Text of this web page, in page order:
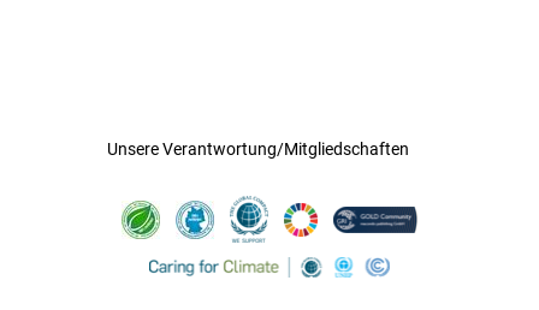
Unsere Verantwortung/Mitgliedschaften